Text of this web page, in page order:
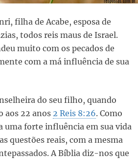
filha de Acabe, esposa de
todos reis maus de Israel.
muito com os pecados de
com a má influência de sua
do seu filho, quando
aos 22 anos 2 Reis 8:26. Como
uma forte influência em sua vida
questões reais, com a mesma
A Bíblia diz-nos que